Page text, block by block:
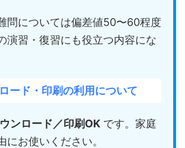
問については偏差値50〜60程度
演習・復習にも役立つ内容にな
ード・印刷の利用について
ンロード／印刷OK です。家庭
にお使いください。